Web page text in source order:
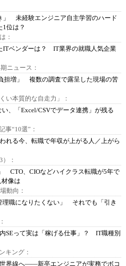
」 未経験エンジニア自主学習のハード
1位は？
：
ITベンダーは？ IT業界の就職人気企業
ニュース：
担増」 複数の調査で露呈した現場の苦
い本質的な自走力」：
い、「Excel/CSVでデータ連携」が残る
事“10選”：
れる今、転職で年収が上がる人／上がら
：
CTO、CIOなどハイクラス転職が5年で
像は
動向：
理職になりたくない」 それでも「引き
SEって実は「稼げる仕事」？ IT職種別
キング：
界線へ――新卒エンジニアが実務でボコ